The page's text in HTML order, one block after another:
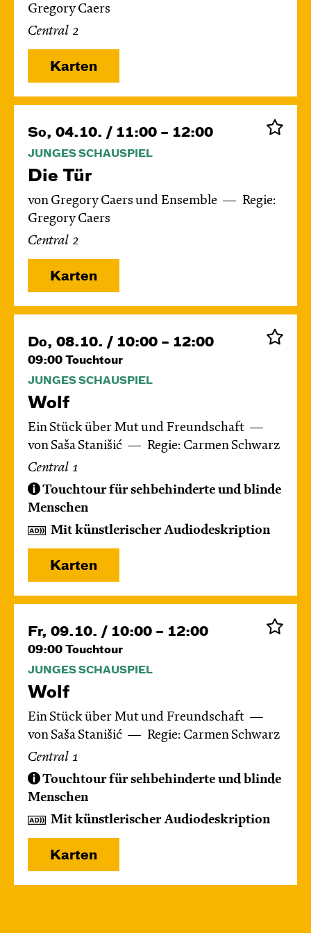
Gregory Caers
Central 2
Karten
So, 04.10. / 11:00 – 12:00
JUNGES SCHAUSPIEL
Die Tür
von Gregory Caers und Ensemble
Regie:
Gregory Caers
Central 2
Karten
Do, 08.10. / 10:00 – 12:00
09:00 Touchtour
JUNGES SCHAUSPIEL
Wolf
Ein Stück über Mut und Freundschaft
von Saša Stanišić
Regie: Carmen Schwarz
Central 1
Touchtour für sehbehinderte und blinde
Menschen
Mit künstlerischer Audiodeskription
Karten
Fr, 09.10. / 10:00 – 12:00
09:00 Touchtour
JUNGES SCHAUSPIEL
Wolf
Ein Stück über Mut und Freundschaft
von Saša Stanišić
Regie: Carmen Schwarz
Central 1
Touchtour für sehbehinderte und blinde
Menschen
Mit künstlerischer Audiodeskription
Karten